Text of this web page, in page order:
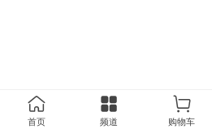
首页 频道 购物车